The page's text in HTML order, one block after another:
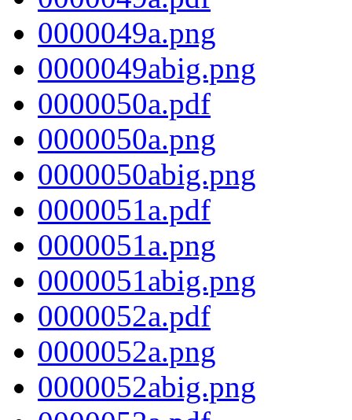
0000049a.png
0000049abig.png
0000050a.pdf
0000050a.png
0000050abig.png
0000051a.pdf
0000051a.png
0000051abig.png
0000052a.pdf
0000052a.png
0000052abig.png